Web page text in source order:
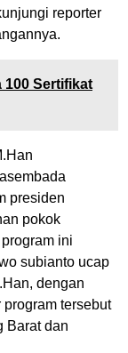
reporter
100 Sertifikat
presiden
pokok
ini
subianto ucap
dengan
tersebut
Barat dan